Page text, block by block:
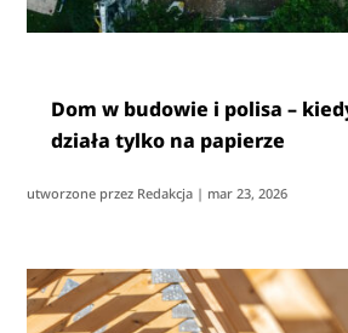
Dom w budowie i polisa –
działa tylko na papierze
utworzone przez Redakcja | mar 23, 2026